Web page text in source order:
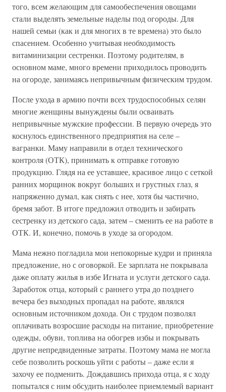
того, всем желающим для самообеспечения овощами
стали выделять земельные наделы под огороды. Для
нашей семьи (как и для многих в те времена) это было
спасением. Особенно учитывая необходимость
витаминизации сестренки. Поэтому родителям, в
основном маме, много времени приходилось проводить
на огороде, занимаясь непривычным физическим трудом.
После ухода в армию почти всех трудоспособных селян
многие женщины вынуждены были осваивать
непривычные мужские профессии. В первую очередь это
коснулось единственного предприятия на селе –
вагранки. Маму направили в отдел технического
контроля (ОТК), принимать к отправке готовую
продукцию. Глядя на ее уставшее, красивое лицо с сеткой
ранних морщинок вокруг больших и грустных глаз, я
напряженно думал, как снять с нее, хотя бы частично,
бремя забот. В итоге предложил отводить и забирать
сестренку из детского сада, затем – сменить ее на работе в
ОТК. И, конечно, помочь в уходе за огородом.
Мама нежно погладила мои непокорные кудри и приняла
предложение, но с оговоркой. Ее зарплата не покрывала
даже оплату жилья в избе Игната и услуги детского сада.
Заработок отца, который с раннего утра до позднего
вечера без выходных пропадал на работе, являлся
основным источником дохода. Он с трудом позволял
оплачивать возросшие расходы на питание, приобретение
одежды, обуви, топлива на обогрев избы и покрывать
другие непредвиденные затраты. Поэтому мама не могла
себе позволить роскошь уйти с работы – даже если я
захочу ее подменить. Дождавшись прихода отца, я с ходу
попытался с ним обсудить наиболее приемлемый вариант